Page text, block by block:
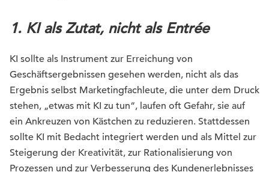
1. KI als Zutat, nicht als Entrée
KI sollte als Instrument zur Erreichung von
Geschäftsergebnissen gesehen werden, nicht als das
Ergebnis selbst Marketingfachleute, die unter dem Druck
stehen, „etwas mit KI zu tun“, laufen oft Gefahr, sie auf
ein Ankreuzen von Kästchen zu reduzieren. Stattdessen
sollte KI mit Bedacht integriert werden und als Mittel zur
Steigerung der Kreativität, zur Rationalisierung von
Prozessen und zur Verbesserung des Kundenerlebnisses